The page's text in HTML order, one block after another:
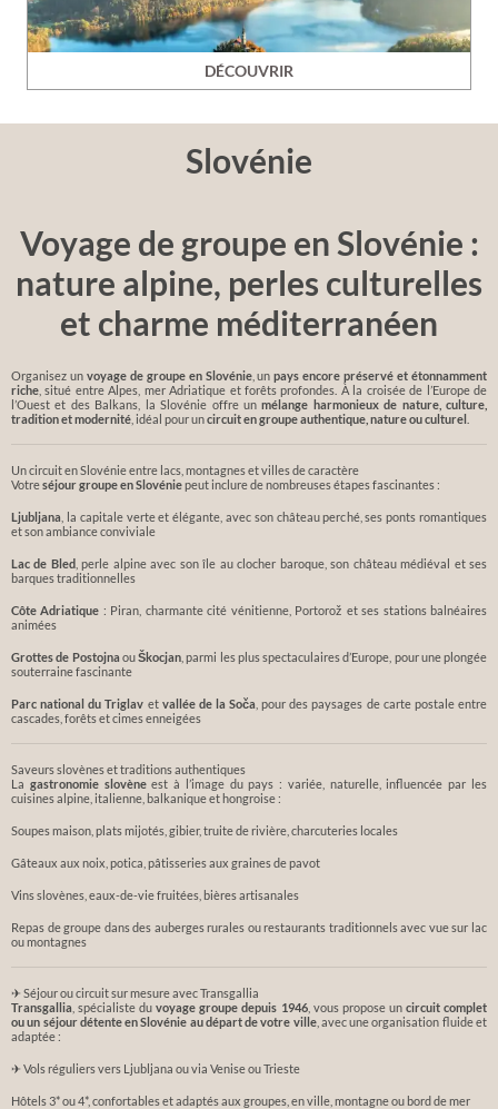
DÉCOUVRIR
Slovénie
Voyage de groupe en Slovénie :
nature alpine, perles culturelles
et charme méditerranéen
Organisez un voyage de groupe en Slovénie, unpays encore préservé et étonnamment
riche , situé entre Alpes, mer Adriatique et forêts profondes. À la croisée de l’Europe de
l’Ouest et des Balkans, la Slovénie offre unmélange harmonieux de nature, culture,
tradition et modernité , idéal pour uncircuit en groupe authentique, nature ou culturel
Un circuit en Slovénie entre lacs, montagnes et villes de caractère
Votreséjour groupe en Slovéniepeut inclure de nombreuses étapes fascinantes :
Ljubljana , la capitale verte et élégante, avec son château perché, ses ponts romantiques
et son ambiance conviviale
Lac de Bled, perle alpine avec son île au clocher baroque, son château médiéval et ses
barques traditionnelles
Côte Adriatique : Piran, charmante cité vénitienne, Portorož et ses stations balnéaires
animées
Grottes de Postojna ouŠkocjan , parmi les plus spectaculaires d’Europe, pour une plongée
souterraine fascinante
Parc national du Triglav et vallée de la Soča , pour des paysages de carte postale entre
cascades, forêts et cimes enneigées
Saveurs slovènes et traditions authentiques
La gastronomie slovèneest à l’image du pays : variée, naturelle, influencée par les
cuisines alpine, italienne, balkanique et hongroise :
Soupes maison, plats mijotés, gibier, truite de rivière, charcuteries locales
Gâteaux aux noix, potica, pâtisseries aux graines de pavot
Vins slovènes, eaux-de-vie fruitées, bières artisanales
Repas de groupe dans des auberges rurales ou restaurants traditionnels avec vue sur lac
ou montagnes
✈ Séjour ou circuit sur mesure avec Transgallia
Transgallia , spécialiste duvoyage groupe depuis 1946, vous propose un circuit complet
ou un séjour détente en Slovénie au départ de votre ville, avec une organisation fluide et
adaptée :
✈ Vols réguliers vers Ljubljana ou via Venise ou Trieste
Hôtels 3* ou 4*, confortables et adaptés aux groupes, en ville, montagne ou bord de mer